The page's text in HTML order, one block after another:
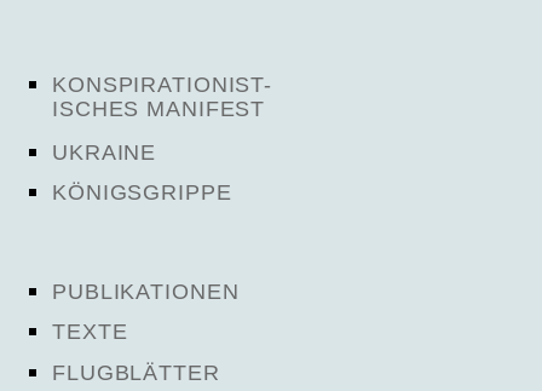
KONSPIRATIONIST-
ISCHES MANIFEST
UKRAINE
KÖNIGSGRIPPE
PUBLIKATIONEN
TEXTE
FLUGBLÄTTER